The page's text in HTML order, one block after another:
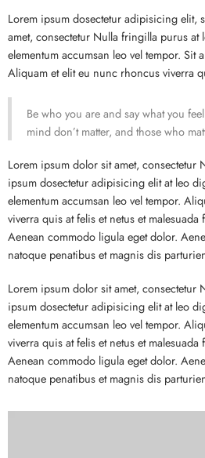
Lorem ipsum dosectetur adipisicing elit,
amet, consectetur Nulla fringilla purus
elementum accumsan leo vel tempor. Sit
Aliquam et elit eu nunc rhoncus viverra
Be who you are and say what you
mind don’t matter, and those who
Lorem ipsum dolor sit amet,
ipsum dosectetur adipisicing elit at leo
elementum accumsan leo vel tempor.
viverra quis at felis et netus et malesuada
Aenean commodo ligula eget dolor.
natoque penatibus et magnis dis
Lorem ipsum dolor sit amet,
ipsum dosectetur adipisicing elit at leo
elementum accumsan leo vel tempor.
viverra quis at felis et netus et malesuada
Aenean commodo ligula eget dolor.
natoque penatibus et magnis dis